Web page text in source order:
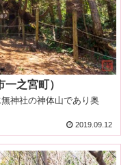
之宮町）
神社の神体山であり奥
2019.09.12